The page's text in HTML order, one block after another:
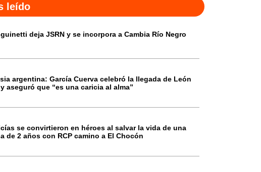
leído
deja JSRN y se incorpora a Cambia Río Negro
argentina: García Cuerva celebró la llegada de León
y aseguró que “es una caricia al alma”
se convirtieron en héroes al salvar la vida de una
de 2 años con RCP camino a El Chocón